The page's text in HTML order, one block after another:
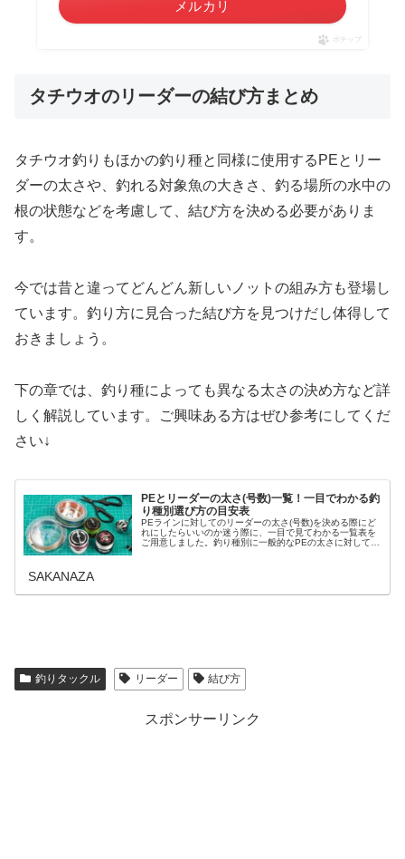
メルカリ
ポチップ
タチウオのリーダーの結び方まとめ
タチウオ釣りもほかの釣り種と同様に使用するPEとリー
ダーの太さや、釣れる対象魚の大きさ、釣る場所の水中の
根の状態などを考慮して、結び方を決める必要がありま
す。
今では昔と違ってどんどん新しいノットの組み方も登場し
ています。釣り方に見合った結び方を見つけだし体得して
おきましょう。
下の章では、釣り種によっても異なる太さの決め方など詳
しく解説しています。ご興味ある方はぜひ参考にしてくだ
さい↓
PEとリーダーの太さ(号数)一覧！一目でわかる釣
り種別選び方の目安表
PEラインに対してのリーダーの太さ(号数)を決める際にど
れにしたらいいのか迷う際に、一目で見てわかる一覧表を
ご用意しました。釣り種別に一般的なPEの太さに対しての
SAKANAZA
釣りタックル リーダー 結び方
スポンサーリンク